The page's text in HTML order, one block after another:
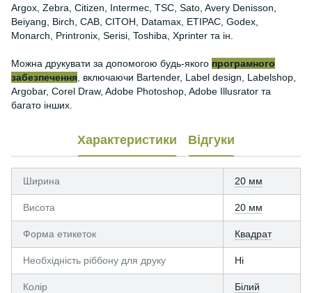
Argox, Zebra, Citizen, Intermec, TSC, Sato, Avery Denisson,
Beiyang, Birch, CAB, CITOH, Datamax, ETIPAC, Godex,
Monarch, Printronix, Serisi, Toshiba, Xprinter та ін.
Можна друкувати за допомогою будь-якого програмного
забезпечення , включаючи Bartender, Label design, Labelshop,
Argobar, Corel Draw, Adobe Photoshop, Adobe Illusrator та
багато інших.
Характеристики Відгуки
Ширина 20 мм
Висота 20 мм
Форма етикеток Квадрат
Необхідність ріббону для друку Ні
Колір Білий